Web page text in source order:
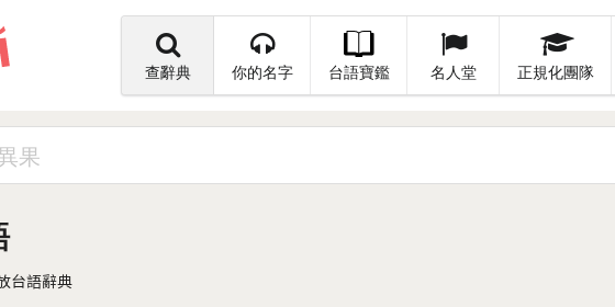
查辭典 你的名字 台語寶鑑 名人堂 正規化團隊
台語辭典